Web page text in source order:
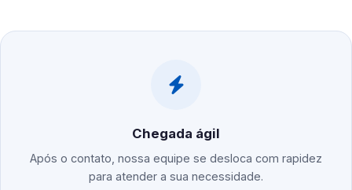
Chegada ágil
Após o contato, nossa equipe se desloca com rapidez
para atender a sua necessidade.